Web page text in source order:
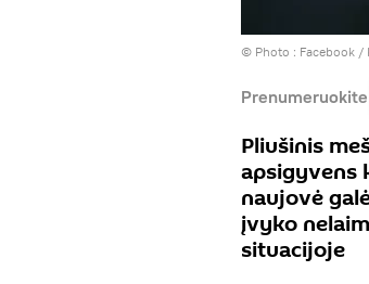
© Photo : Facebook
Prenumeruokite
Pliušinis
apsigyvens
naujovė
įvyko
situacijoje